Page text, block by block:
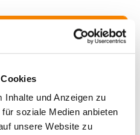
Inhalte und Anzeigen zu
soziale Medien anbieten
unsere Website zu
den gewünschten
Angebot anfragen